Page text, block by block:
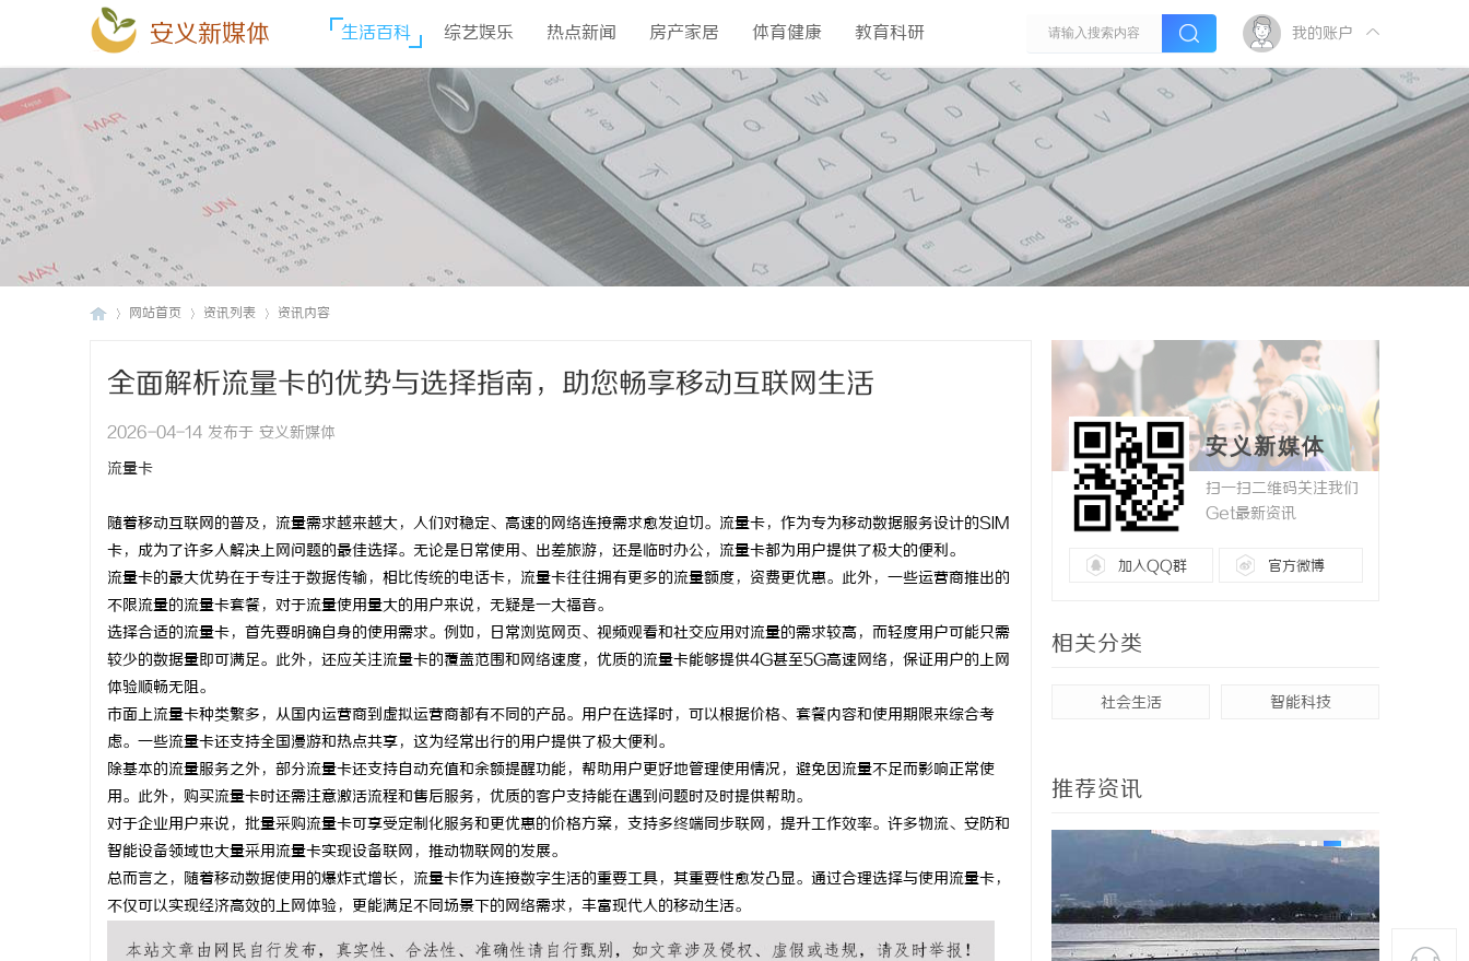
安义新媒体 生活百科 综艺娱乐 热点新闻 房产家居 体育健康 教育科研 我的账户
网站首页 资讯列表 资讯内容
全面解析流量卡的优势与选择指南，助您畅享移动互联网生活
2026-04-14 发布于 安义新媒体
流量卡
随着移动互联网的普及，流量需求越来越大，人们对稳定、高速的网络连接需求愈发迫切。流量卡，作为专为移动数据服务设计的SIM
卡，成为了许多人解决上网问题的最佳选择。无论是日常使用、出差旅游，还是临时办公，流量卡都为用户提供了极大的便利。
流量卡的最大优势在于专注于数据传输，相比传统的电话卡，流量卡往往拥有更多的流量额度，资费更优惠。此外，一些运营商推出的
不限流量的流量卡套餐，对于流量使用量大的用户来说，无疑是一大福音。
选择合适的流量卡，首先要明确自身的使用需求。例如，日常浏览网页、视频观看和社交应用对流量的需求较高，而轻度用户可能只需
较少的数据量即可满足。此外，还应关注流量卡的覆盖范围和网络速度，优质的流量卡能够提供4G甚至5G高速网络，保证用户的上网
体验顺畅无阻。
市面上流量卡种类繁多，从国内运营商到虚拟运营商都有不同的产品。用户在选择时，可以根据价格、套餐内容和使用期限来综合考
虑。一些流量卡还支持全国漫游和热点共享，这为经常出行的用户提供了极大便利。
除基本的流量服务之外，部分流量卡还支持自动充值和余额提醒功能，帮助用户更好地管理使用情况，避免因流量不足而影响正常使
用。此外，购买流量卡时还需注意激活流程和售后服务，优质的客户支持能在遇到问题时及时提供帮助。
对于企业用户来说，批量采购流量卡可享受定制化服务和更优惠的价格方案，支持多终端同步联网，提升工作效率。许多物流、安防和
智能设备领域也大量采用流量卡实现设备联网，推动物联网的发展。
总而言之，随着移动数据使用的爆炸式增长，流量卡作为连接数字生活的重要工具，其重要性愈发凸显。通过合理选择与使用流量卡，
不仅可以实现经济高效的上网体验，更能满足不同场景下的网络需求，丰富现代人的移动生活。
安义新媒体
扫一扫二维码关注我们
Get最新资讯
加入QQ群 官方微博
相关分类
社会生活 智能科技
推荐资讯